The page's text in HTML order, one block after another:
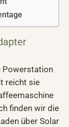
Powerstation
reicht sie
finden wir die
über Solar